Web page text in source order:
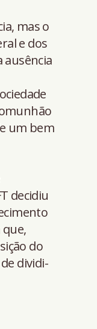
mas o
e dos
ausência
um bem
decidiu
do
dividi-